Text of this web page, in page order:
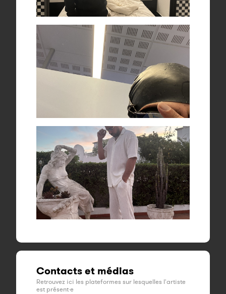
Contacts et médias
Retrouvez ici les plateformes sur lesquelles l'artiste
est présent·e